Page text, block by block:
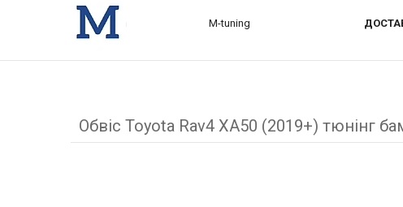
M-tuning
Обвіс Toyota Rav4 XA50 (2019+) тюнінг